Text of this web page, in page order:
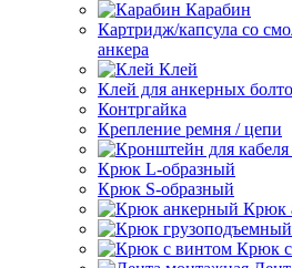
Карабин
Картридж/капсула со
анкера
Клей
Клей для анкерных
Контргайка
Крепление ремня / цепи
Крюк L-образный
Крюк S-образный
Крюк
Крюк